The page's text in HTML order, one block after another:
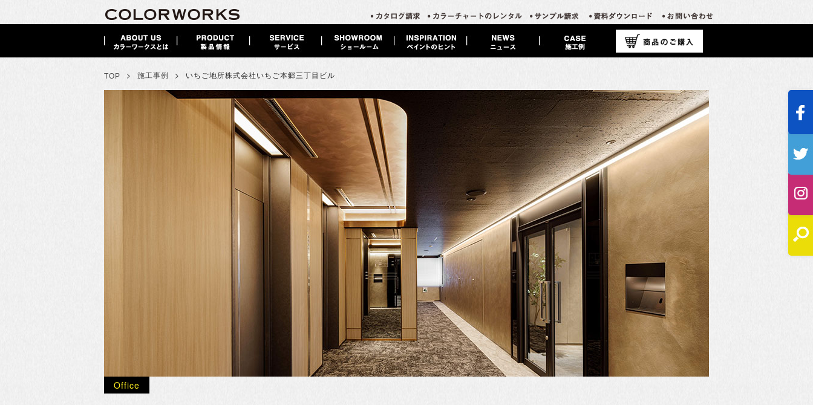
TOP > 施工事例 > いちご地所株式会社 いちご本郷三丁目ビル
Office